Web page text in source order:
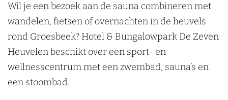
Wil je een bezoek aan de sauna combineren met
wandelen, fietsen of overnachten in de heuvels
rond Groesbeek? Hotel & Bungalowpark De Zeven
Heuvelen beschikt over een sport- en
wellnesscentrum met een zwembad, sauna’s en
een stoombad.